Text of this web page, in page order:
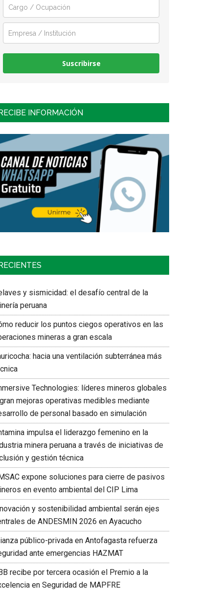
Suscribirse
INFORMACIÓN
RECIENTES
y sismicidad: el desafío central de la
peruana
reducir los puntos ciegos operativos en las
mineras a gran escala
hacia una ventilación subterránea más
Technologies: líderes mineros globales
mejoras operativas medibles mediante
de personal basado en simulación
impulsa el liderazgo femenino en la
minera peruana a través de iniciativas de
y gestión técnica
expone soluciones para cierre de pasivos
en evento ambiental del CIP Lima
y sostenibilidad ambiental serán ejes
de ANDESMIN 2026 en Ayacucho
público-privada en Antofagasta refuerza
ante emergencias HAZMAT
recibe por tercera ocasión el Premio a la
en Seguridad de MAPFRE